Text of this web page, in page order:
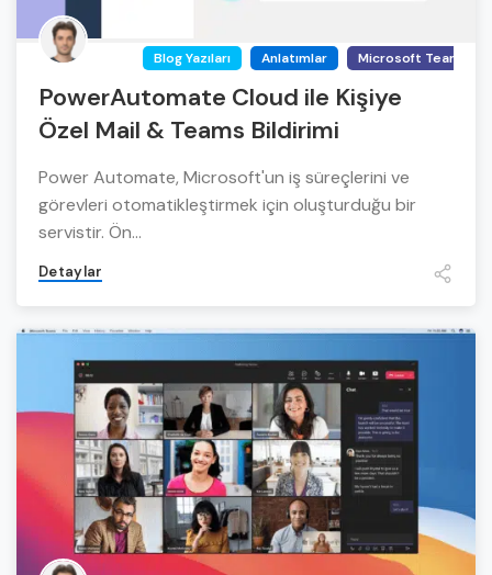
Blog Yazıları Anlatımlar Microsoft Teams
PowerAutomate Cloud ile Kişiye
Özel Mail & Teams Bildirimi
Power Automate, Microsoft'un iş süreçlerini ve
görevleri otomatikleştirmek için oluşturduğu bir
servistir. Ön...
Detaylar